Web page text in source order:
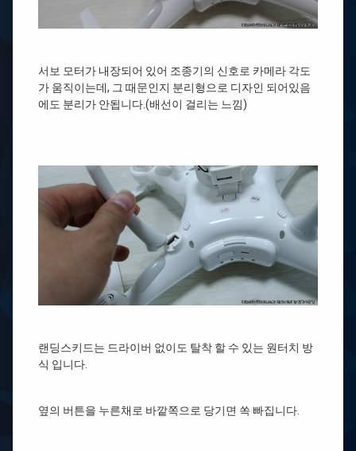
서보 모터가 내장되어 있어 조종기의 신호로 카메라 각도
가 움직이는데, 그 때문인지 분리형으로 디자인 되어있음
에도 분리가 안됩니다.(배선이 걸리는 느낌)
랜딩스키드는 드라이버 없이도 탈착 할 수 있는 원터치 방
식 입니다.
옆의 버튼을 누른채로 바깥쪽으로 당기면 쏙 빠집니다.